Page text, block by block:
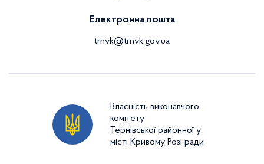
Електронна пошта
trnvk@trnvk.gov.ua
Власність виконавчого
комітету
Тернівської районної у
місті Кривому Розі ради